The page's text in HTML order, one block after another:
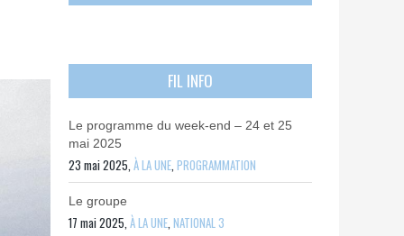
FIL INFO
Le programme du week-end – 24 et 25
mai 2025
23 mai 2025,À LA UNE,PROGRAMMATION
Le groupe
17 mai 2025,À LA UNE,NATIONAL 3